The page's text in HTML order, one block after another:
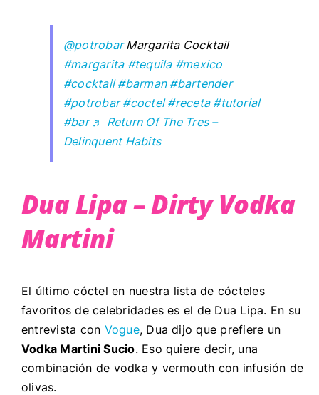
@potrobarMargarita Cocktail
#margarita #tequila #mexico
#cocktail #barman #bartender
#potrobar #coctel #receta #tutorial
#bar ♬ Return Of The Tres –
Delinquent Habits
Dua Lipa – Dirty Vodka
Martini
El último cóctel en nuestra lista de cócteles
favoritos de celebridades es el de Dua Lipa. En su
entrevista con Vogue, Dua dijo que prefiere un
Vodka Martini Sucio. Eso quiere decir, una
combinación de vodka y vermouth con infusión de
olivas.